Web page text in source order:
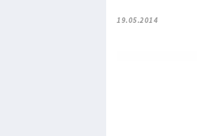
19.05.2014